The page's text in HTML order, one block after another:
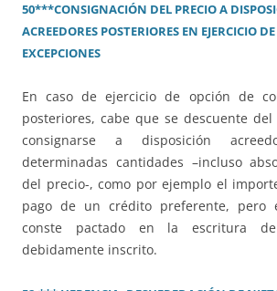
50***CONSIGNACIÓN DEL PRECIO A
ACREEDORES POSTERIORES EN EJERCICIO
EXCEPCIONES
En caso de ejercicio de opción de
posteriores, cabe que se descuente
consignarse a disposición
determinadas cantidades –incluso
del precio-, como por ejemplo el
pago de un crédito preferente, pero
conste pactado en la escritura
debidamente inscrito.